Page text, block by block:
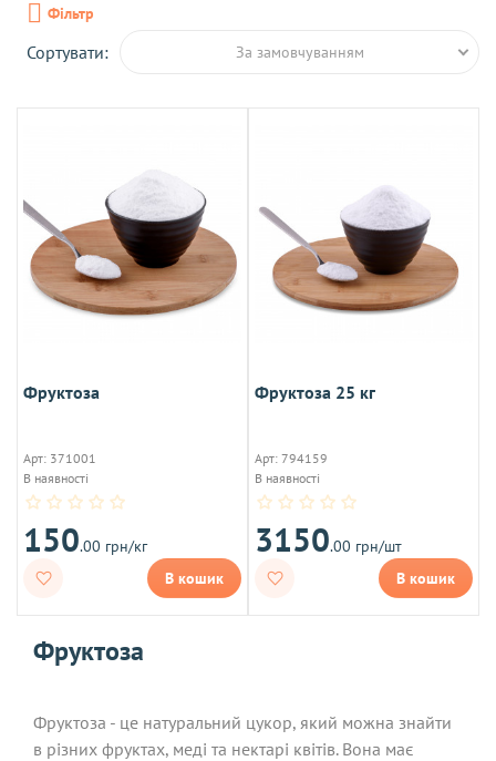
Фільтр
Сортувати: За замовчуванням
Фруктоза
Арт: 371001
В наявності
150.00 грн/кг
В кошик
Фруктоза 25 кг
Арт: 794159
В наявності
3150.00 грн/шт
В кошик
Фруктоза
Фруктоза - це натуральний цукор, який можна знайти
в різних фруктах, меді та нектарі квітів. Вона має